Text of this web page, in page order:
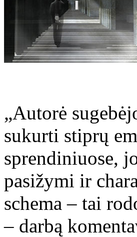
„Autorė
sukurti stiprų
sprendiniuose,
pasižymi ir
schema – tai
– darbą